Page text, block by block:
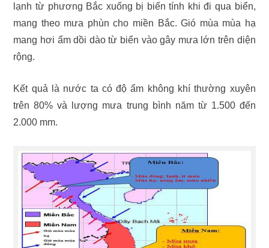
lạnh từ phương Bắc xuống bị biến tính khi đi qua biển,
mang theo mưa phùn cho miền Bắc. Gió mùa mùa hạ
mang hơi ẩm dồi dào từ biển vào gây mưa lớn trên diện
rộng.
Kết quả là nước ta có độ ẩm không khí thường xuyên
trên 80% và lượng mưa trung bình năm từ 1.500 đến
2.000 mm.